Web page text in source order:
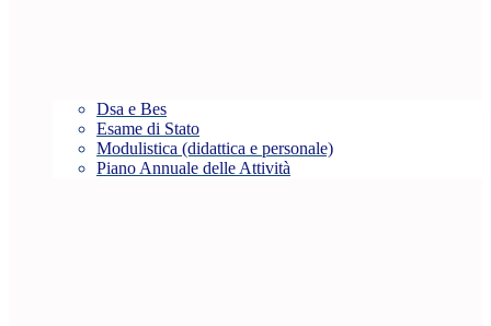
Dsa e Bes
Esame di Stato
Modulistica (didattica e personale)
Piano Annuale delle Attività